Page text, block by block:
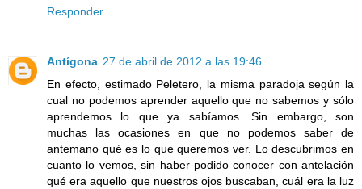
Responder
Antígona 27 de abril de 2012 a las 19:46
En efecto, estimado Peletero, la misma paradoja según la
cual no podemos aprender aquello que no sabemos y sólo
aprendemos lo que ya sabíamos. Sin embargo, son
muchas las ocasiones en que no podemos saber de
antemano qué es lo que queremos ver. Lo descubrimos en
cuanto lo vemos, sin haber podido conocer con antelación
qué era aquello que nuestros ojos buscaban, cuál era la luz